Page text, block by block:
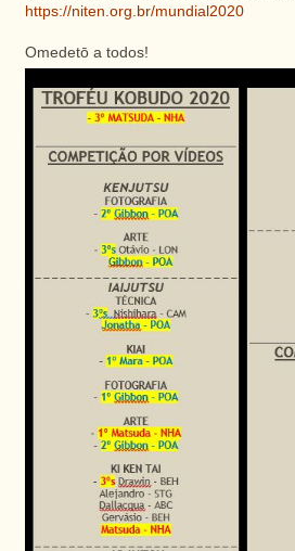
https://niten.org.br/mundial2020
Omedetō a todos!